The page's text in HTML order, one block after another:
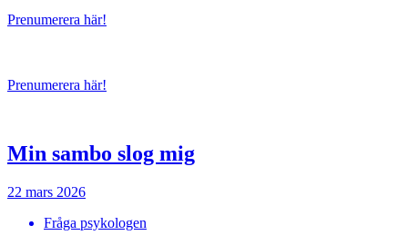
Prenumerera här!
Prenumerera här!
Min sambo slog mig
22 mars 2026
Fråga psykologen